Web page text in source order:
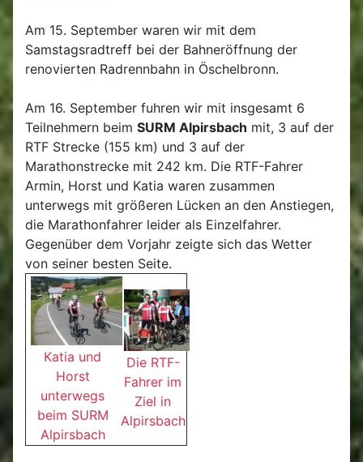
Am 15. September waren wir mit dem
Samstagsradtreff bei der Bahneröffnung der
renovierten Radrennbahn in Öschelbronn.
Am 16. September fuhren wir mit insgesamt 6
Teilnehmern beim SURM Alpirsbach mit, 3 auf der
RTF Strecke (155 km) und 3 auf der
Marathonstrecke mit 242 km. Die RTF-Fahrer
Armin, Horst und Katia waren zusammen
unterwegs mit größeren Lücken an den Anstiegen,
die Marathonfahrer leider als Einzelfahrer.
Gegenüber dem Vorjahr zeigte sich das Wetter
von seiner besten Seite.
Katia und
Horst
unterwegs
beim SURM
Alpirsbach
Die RTF-
Fahrer im
Ziel in
Alpirsbach